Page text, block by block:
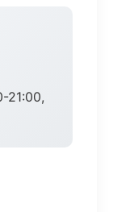
21:00,